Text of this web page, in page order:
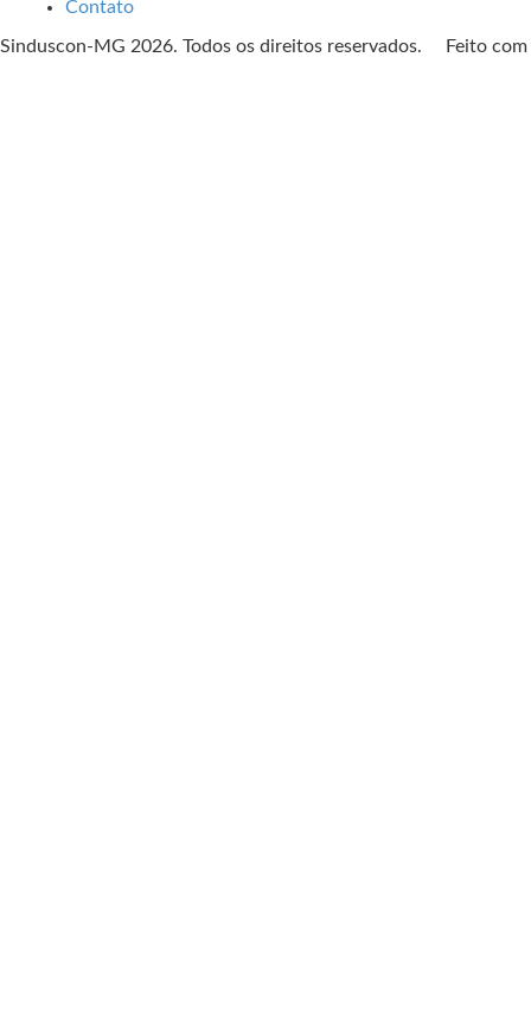
Contato
Sinduscon-MG 2026. Todos os direitos reservados. Feito com